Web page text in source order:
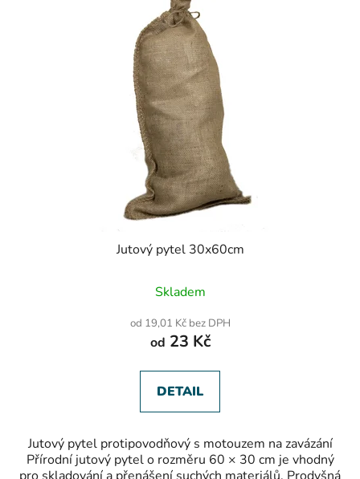
Jutový pytel 30x60cm
Skladem
od 19,01 Kč bez DPH
od 23 Kč
DETAIL
Jutový pytel protipovodňový s motouzem na zavázání
Přírodní jutový pytel o rozměru 60 × 30 cm je vhodný